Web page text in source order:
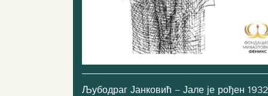
Љубодраг Јанковић – Јале је рођен